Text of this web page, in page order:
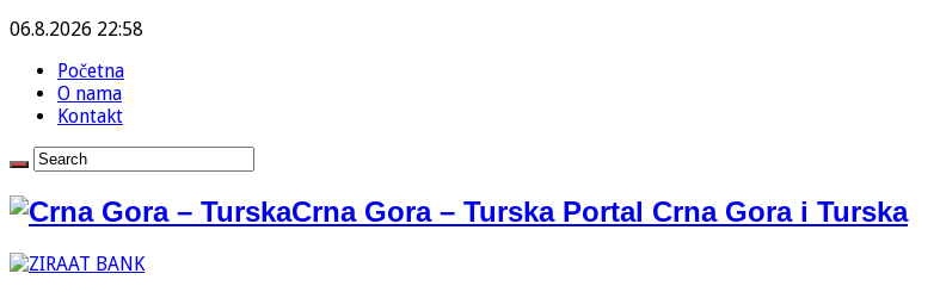
06.8.2026 22:58
Početna
O nama
Kontakt
Crna Gora – Turska Portal Crna Gora i Turska